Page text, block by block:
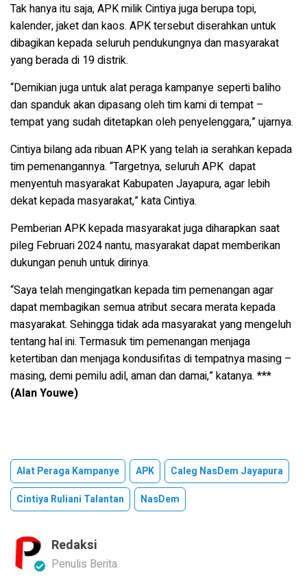
Tak hanya itu saja, APK milik Cintiya juga berupa topi,
kalender, jaket dan kaos. APK tersebut diserahkan untuk
dibagikan kepada seluruh pendukungnya dan masyarakat
yang berada di 19 distrik.
“Demikian juga untuk alat peraga kampanye seperti baliho
dan spanduk akan dipasang oleh tim kami di tempat –
tempat yang sudah ditetapkan oleh penyelenggara,” ujarnya.
Cintiya bilang ada ribuan APK yang telah ia serahkan kepada
tim pemenangannya. “Targetnya, seluruh APK dapat
menyentuh masyarakat Kabupaten Jayapura, agar lebih
dekat kepada masyarakat,” kata Cintiya.
Pemberian APK kepada masyarakat juga diharapkan saat
pileg Februari 2024 nantu, masyarakat dapat memberikan
dukungan penuh untuk dirinya.
“Saya telah mengingatkan kepada tim pemenangan agar
dapat membagikan semua atribut secara merata kepada
masyarakat. Sehingga tidak ada masyarakat yang mengeluh
tentang hal ini. Termasuk tim pemenangan menjaga
ketertiban dan menjaga kondusifitas di tempatnya masing –
masing, demi pemilu adil, aman dan damai,” katanya. ***
(Alan Youwe)
Alat Peraga Kampanye APK
Caleg NasDem Jayapura
Cintiya Ruliani Talantan
NasDem
Redaksi
Penulis Berita